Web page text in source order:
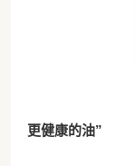
更健康的油”